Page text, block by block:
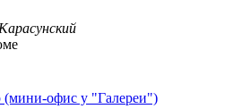
офис у "Галереи")